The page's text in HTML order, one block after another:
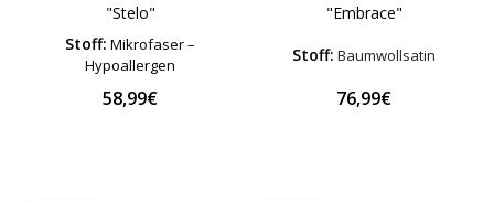
"Stelo"
Stoff: Mikrofaser –
Hypoallergen
58,99€
"Embrace"
Stoff: Baumwollsatin
76,99€